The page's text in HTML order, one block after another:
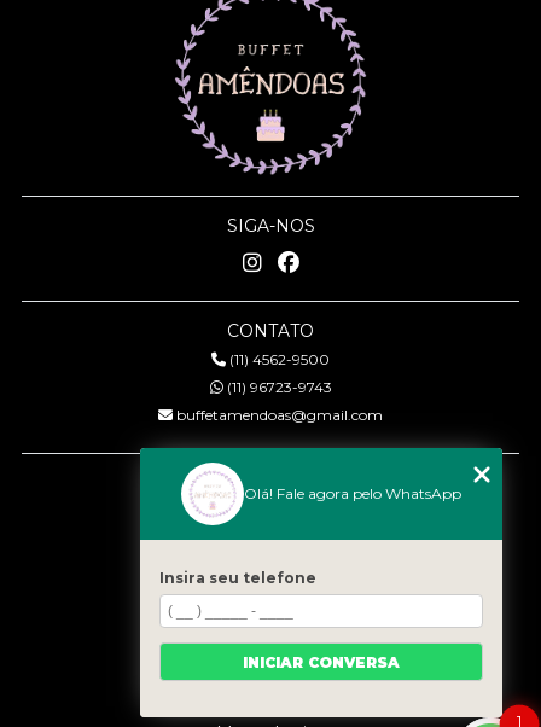
SIGA-NOS
CONTATO
(11) 4562-9500
(11) 96723-9743
buffetamendoas@gmail.com
MENU
Quem somos
Serviços
Eventos
Gastronomia
Contato
1
Olá! Fale agora pelo WhatsApp
Insira seu telefone
INICIAR CONVERSA